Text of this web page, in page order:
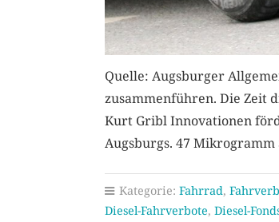
Quelle: Augsburger
zusammenführen. Die Zeit
Kurt Gribl Innovationen
Augsburgs. 47
Kategorie: Fahrrad,
Diesel-Fahrverbote, Diesel-